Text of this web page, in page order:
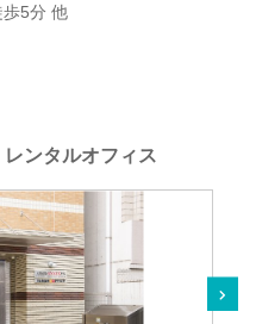
5分 他
ンタルオフィス